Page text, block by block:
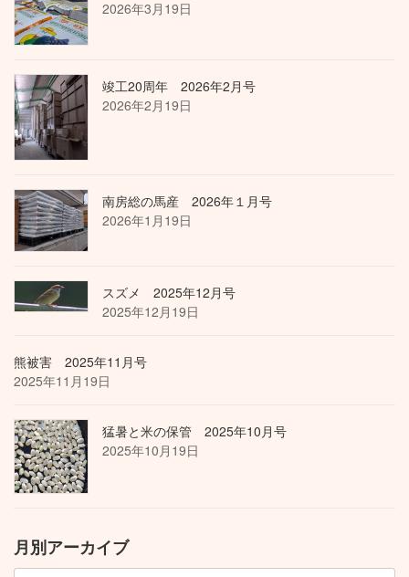
2026年3月19日
竣工20周年 2026年2月号
2026年2月19日
南房総の馬産 2026年１月号
2026年1月19日
スズメ 2025年12月号
2025年12月19日
熊被害 2025年11月号
2025年11月19日
猛暑と米の保管 2025年10月号
2025年10月19日
月別アーカイブ